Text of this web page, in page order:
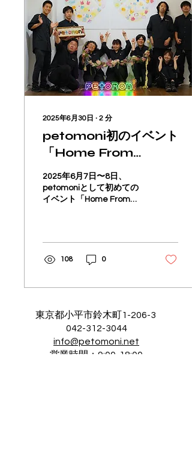
2025年6月30日 ∙ 2 分
petomoni初のイベント
「Home From
Home」大盛況のうち
に終了！
2025年6月7日〜8日、
petomoniとして初めての
イベント「Home From
108 0
東京都小平市鈴木町1-206-3
042-312-3044
info@petomoni.net
営業時間：9:00-18:00